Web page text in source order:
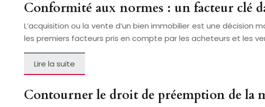
Conformité aux normes : un facteur clé
L’acquisition ou la vente d’un bien immobilier est une décision
les premiers facteurs pris en compte par les acheteurs et les
Lire la suite
Contourner le droit de préemption de la